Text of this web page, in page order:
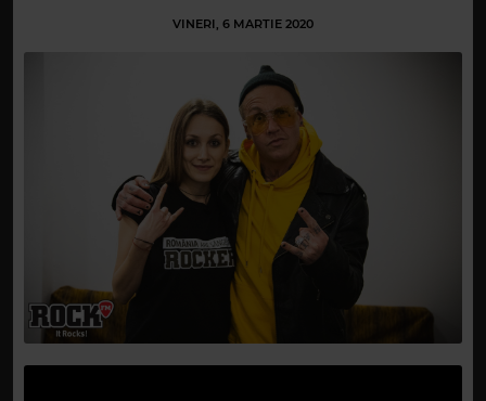
VINERI, 6 MARTIE 2020